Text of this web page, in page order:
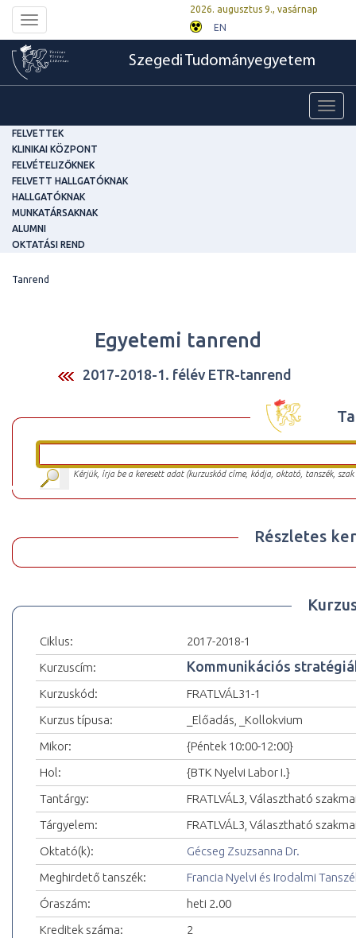
Toggle
navigation
2026. augusztus 9., vasárnap
EN
Szegedi Tudományegyetem
FELVETTEK
KLINIKAI KÖZPONT
FELVÉTELIZŐKNEK
FELVETT HALLGATÓKNAK
HALLGATÓKNAK
MUNKATÁRSAKNAK
ALUMNI
OKTATÁSI REND
Tanrend
Egyetemi tanrend
2017-2018-1. félév ETR-tanrend
Kérjük, írja be a keresett adat (kurzuskód címe, kódja, oktató, tanszék,
Részletes
Ciklus:
2017-2018-1
Kurzuscím:
Kommunikációs
Kurzuskód:
FRATLVÁL31-1
Kurzus típusa:
_Előadás, _Kollokvium
Mikor:
{Péntek 10:00-12:00}
Hol:
{BTK Nyelvi Labor I.}
Tantárgy:
FRATLVÁL3, Választható
Tárgyelem:
FRATLVÁL3, Választható
Oktató(k):
Gécseg Zsuzsanna Dr.
Meghirdető tanszék:
Francia Nyelvi és Irodalmi
Óraszám:
heti 2.00
Kreditek száma:
2